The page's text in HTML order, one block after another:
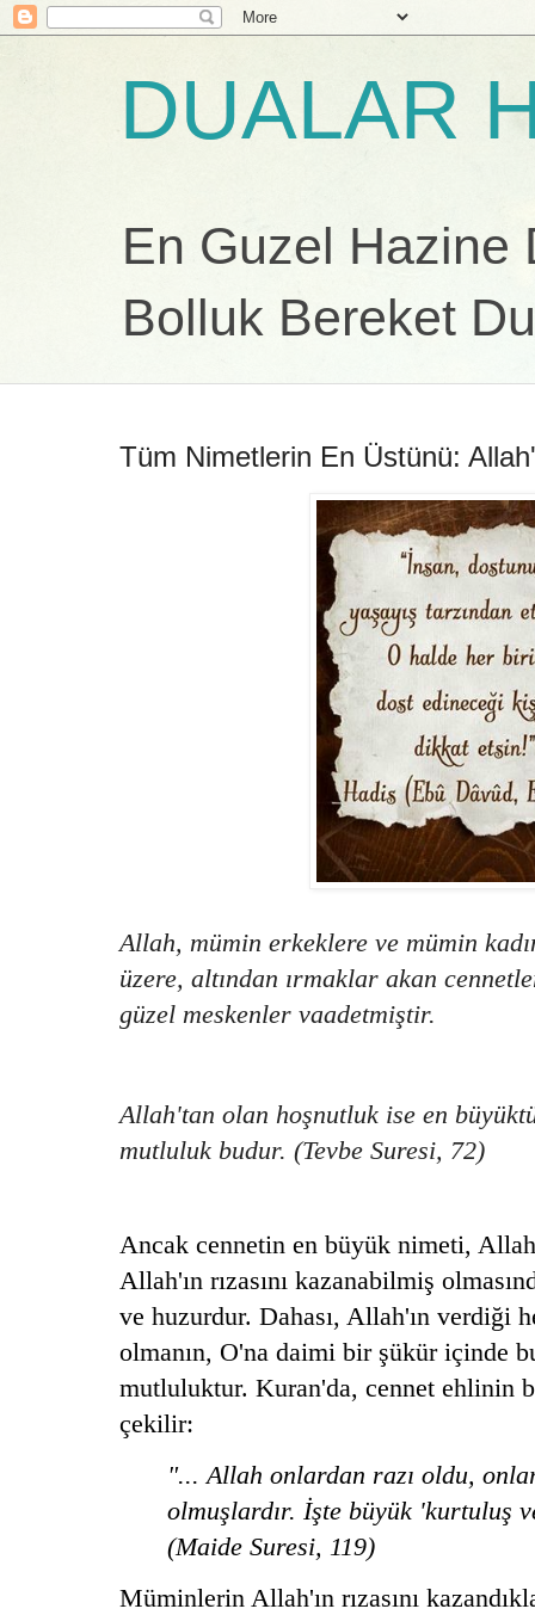
DUALAR
En Guzel Hazine
Bolluk Bereket
Tüm Nimetlerin En Üstünü:
Allah, mümin erkeklere ve mümin
üzere, altından ırmaklar akan
güzel meskenler vaadetmiştir.
Allah'tan olan hoşnutluk ise en
mutluluk budur. (Tevbe Suresi, 72)
Ancak cennetin en büyük nimeti,
Allah'ın rızasını kazanabilmiş
ve huzurdur. Dahası, Allah'ın verdiği
olmanın, O'na daimi bir şükür içinde
mutluluktur. Kuran'da, cennet ehlinin
çekilir:
"... Allah onlardan razı oldu,
olmuşlardır. İşte büyük 'kurtuluş
(Maide Suresi, 119)
Müminlerin Allah'ın rızasını